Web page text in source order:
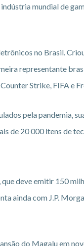
mundial de
no Brasil.
representante
Strike, FIFA e
pela pandemia,
de 20 000 itens de
deve emitir 150
ainda com J.P.
do Magalu em